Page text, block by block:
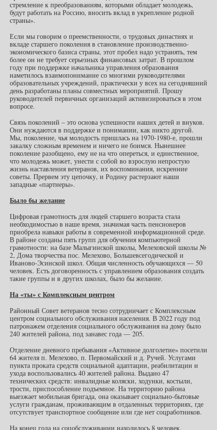
стремление к преобразованиям, которыми обладает молодежь,
будут работать на Россию, вносить вклад в укрепление родной
страны».
Если мы говорим о преемственности, о трудовых династиях и
вкладе старшего поколения в становление производственно-
экономического базиса страны, этот пробел надо устранять, тем
более он не требует серьезных финансовых затрат. В прошлом
году при поддержке начальника управления образования
наметилось взаимопонимание со многими руководителями
образовательных учреждений, практически у всех на сегодняшний
день разработаны планы совместных мероприятий. Прошу
руководителей первичных организаций активизироваться в этом
вопросе.
Связь поколений – это основа успешности наших детей и внуков.
Они нуждаются в поддержке и понимании, как никто другой.
Мы, поколение, чья молодость пришлась на 1970-1980-е, прошли
закалку сложным временем и ничего не боимся. Нынешнее
поколение разобщено, ему не на что опереться, и единственное,
что молодежь может, унести с собой во взрослую непростую
жизнь наставления ветеранов, их воспоминания, искренние
советы. Прервем эту цепочку, и Родину растерзают наши
западные «партнеры».
Было бы желание
Цифровая грамотность для людей старшего возраста стала
необходимостью в наше время, значимая часть пенсионеров
приобрела навыки работы в современной информационной среде.
В районе созданы пять групп для обучения компьютерной
грамотности: на базе Малыгинской школы, Мелеховской школы №
2, Дома творчества пос. Мелехово, Большевсегодической и
Иваново-Эсинской школ. Общая численность обучающихся — 50
человек. Есть договоренность с управлением образования создать
такие группы и в других школах, было бы желание.
На «ты» с Комплексным центром
Районный Совет ветеранов тесно сотрудничает с Комплексным
центром социального обслуживания населения. В 2022 году под
патронажем отделения социального обслуживания на дому было
240 жителей района, под занавес года — 205.
Отделение дневного пребывания «Активное долголетие» посетили
64 жителя п. Мелехово, п. Первомайский и д. Ручей. Услугами
пункта проката средств социальной адаптации, реабилитации и
ухода воспользовались 40 жителей района. Выдано 47
технических средств: инвалидные коляски, ходунки, костыли,
трости, приспособление подъемное. На территорию района
выезжает мобильная бригада, она оказывает социально-бытовые
услуги гражданам, проживающим в отдаленных территориях, где
отсутствует транспортное сообщение или где нет соцработников.
На конец года на соцобслуживании находилось 8 человек,